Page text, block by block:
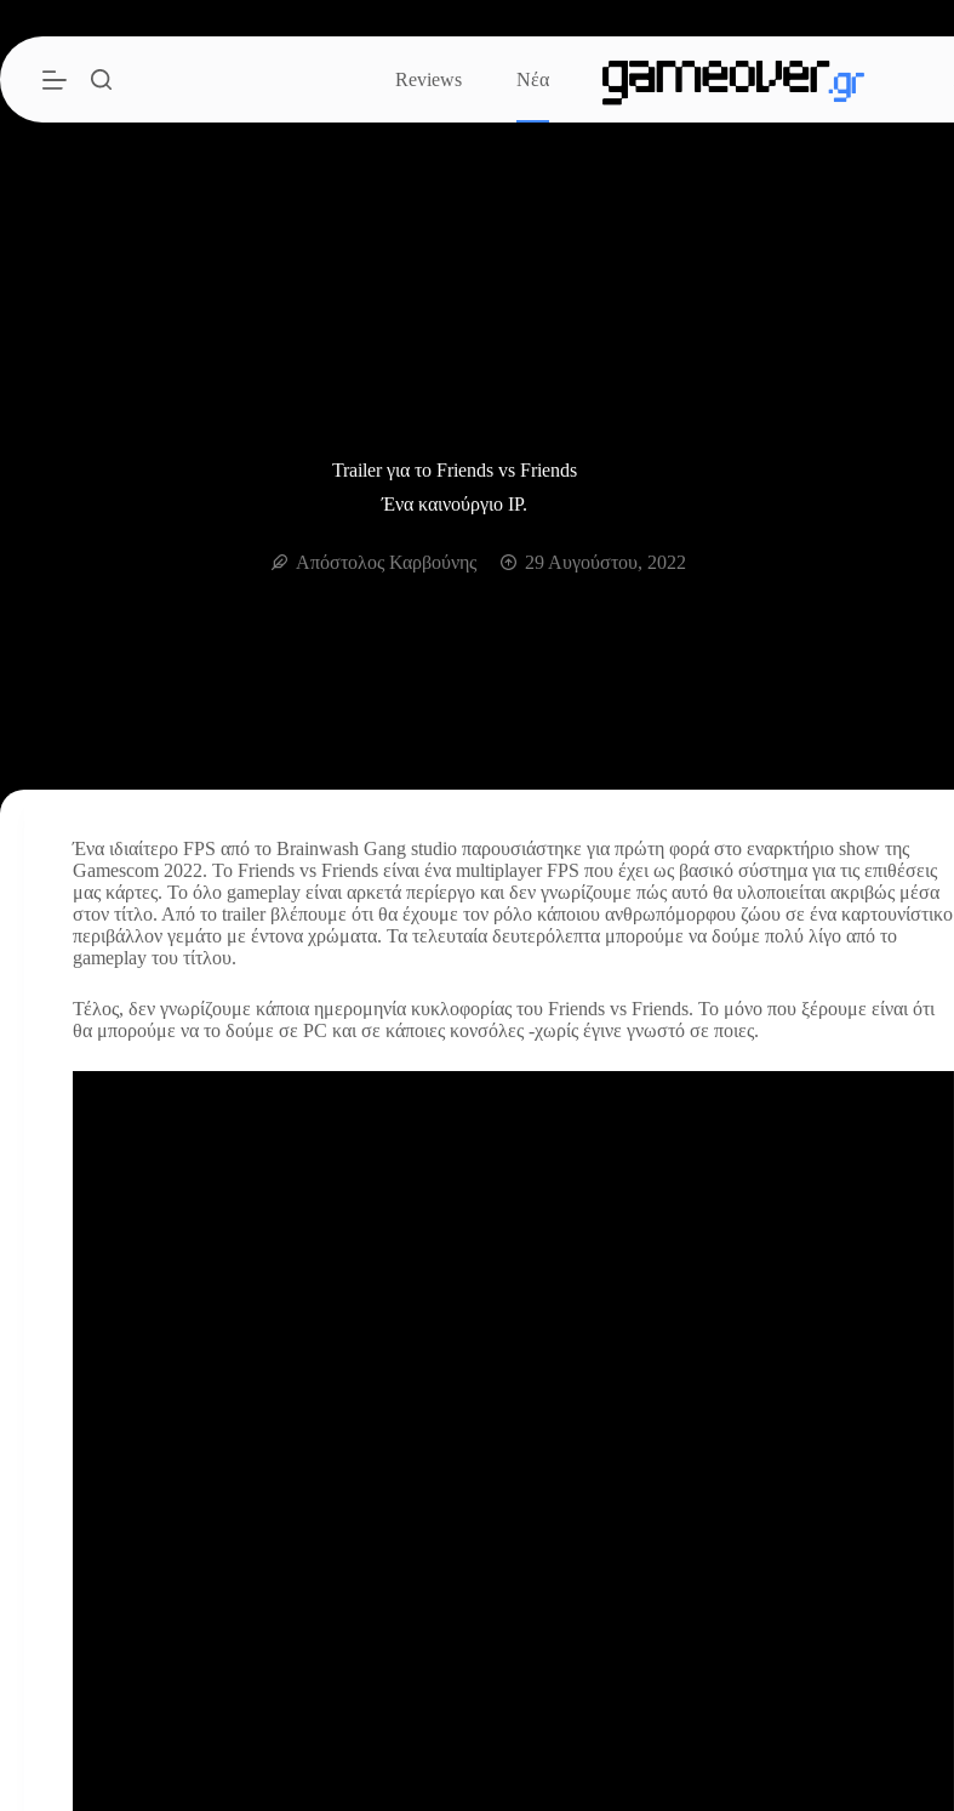
περιεχόμενο
Reviews
Νέα
Trailer για το Friends vs Friends
Ένα καινούργιο IP.
Απόστολος Καρβούνης 29 Αυγούστου, 2022
Ένα ιδιαίτερο FPS από το Brainwash Gang studio παρουσιάστηκε για πρώτη φορά στο εναρκτήριο show της
Gamescom 2022. Το Friends vs Friends είναι ένα multiplayer FPS που έχει ως βασικό σύστημα για τις επιθέσεις
μας κάρτες. Το όλο gameplay είναι αρκετά περίεργο και δεν γνωρίζουμε πώς αυτό θα υλοποιείται ακριβώς μέσα
στον τίτλο. Από το trailer βλέπουμε ότι θα έχουμε τον ρόλο κάποιου ανθρωπόμορφου ζώου σε ένα καρτουνίστικο
περιβάλλον γεμάτο με έντονα χρώματα. Τα τελευταία δευτερόλεπτα μπορούμε να δούμε πολύ λίγο από το
gameplay του τίτλου.
Τέλος, δεν γνωρίζουμε κάποια ημερομηνία κυκλοφορίας του Friends vs Friends. Το μόνο που ξέρουμε είναι ότι
θα μπορούμε να το δούμε σε PC και σε κάποιες κονσόλες -χωρίς έγινε γνωστό σε ποιες.